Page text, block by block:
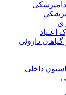
دامپزشکی
پزشکی
اعتیاد
داروئی
داخلی